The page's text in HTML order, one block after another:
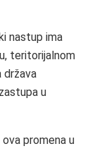
nastup ima
teritorijalnom
država
u
promena u